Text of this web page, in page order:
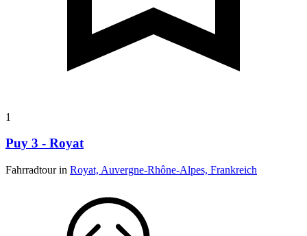
1
Puy 3 - Royat
Fahrradtour in Royat, Auvergne-Rhône-Alpes, Frankreich